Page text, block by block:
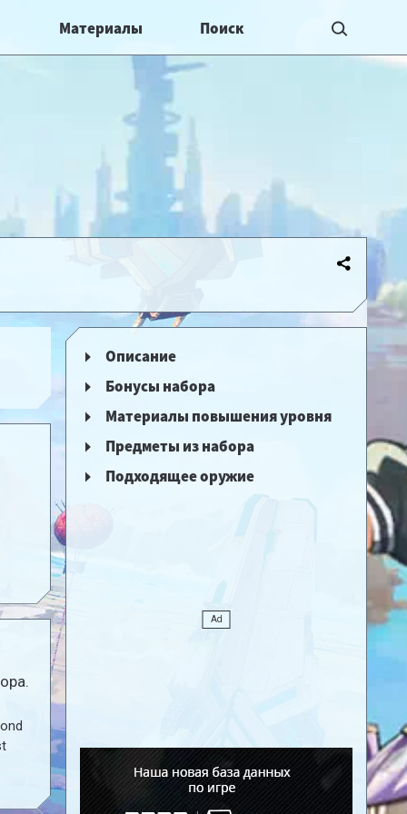
Материалы
Описание
Бонусы набора
Материалы повышения уровня
Предметы из набора
Подходящее оружие